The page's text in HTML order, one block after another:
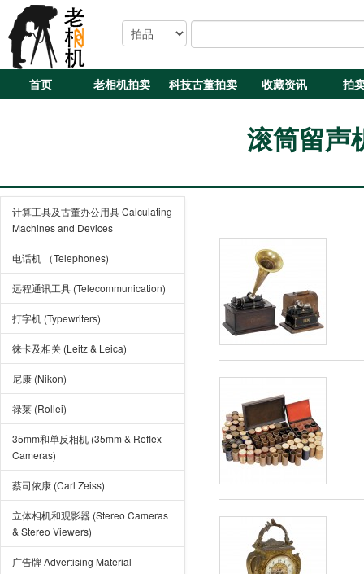
首页 老相机拍卖 科技古董拍卖 收藏资讯 拍
滚筒留声
计算工具及古董办公用具 Calculating
Machines and Devices
电话机 （Telephones)
远程通讯工具 (Telecommunication)
打字机 (Typewriters)
徕卡及相关 (Leitz & Leica)
尼康 (Nikon)
禄莱 (Rollei)
35mm和单反相机 (35mm & Reflex
Cameras)
蔡司依康 (Carl Zeiss)
立体相机和观影器 (Stereo Cameras
& Stereo Viewers)
广告牌 Advertising Material